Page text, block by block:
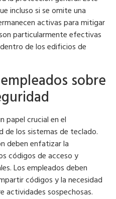
incluso si se omite una
activas para mitigar
particularmente efectivas
de los edificios de
sobre
papel crucial en el
de los sistemas de teclado.
deben enfatizar la
códigos de acceso y
Los empleados deben
códigos y la necesidad
actividades sospechosas.